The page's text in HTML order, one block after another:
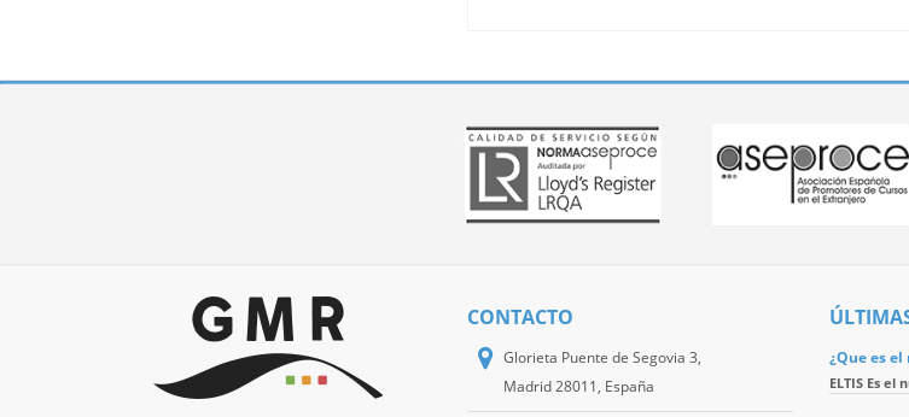
CONTACTO
Glorieta Puente de Segovia 3,
Madrid 28011, España
¿Que es el
ELTIS Es